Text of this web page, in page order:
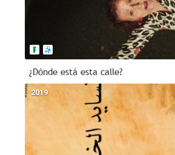
¿Dónde está esta calle?
2019